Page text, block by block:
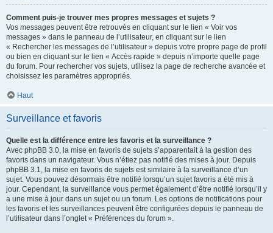
Comment puis-je trouver mes propres messages et sujets ?
Vos messages peuvent être retrouvés en cliquant sur le lien « Voir vos
messages » dans le panneau de l’utilisateur, en cliquant sur le lien
« Rechercher les messages de l’utilisateur » depuis votre propre page de profil
ou bien en cliquant sur le lien « Accès rapide » depuis n’importe quelle page
du forum. Pour rechercher vos sujets, utilisez la page de recherche avancée et
choisissez les paramètres appropriés.
Haut
Surveillance et favoris
Quelle est la différence entre les favoris et la surveillance ?
Avec phpBB 3.0, la mise en favoris de sujets s’apparentait à la gestion des
favoris dans un navigateur. Vous n’étiez pas notifié des mises à jour. Depuis
phpBB 3.1, la mise en favoris de sujets est similaire à la surveillance d’un
sujet. Vous pouvez désormais être notifié lorsqu’un sujet favoris a été mis à
jour. Cependant, la surveillance vous permet également d’être notifié lorsqu’il y
a une mise à jour dans un sujet ou un forum. Les options de notifications pour
les favoris et les surveillances peuvent être configurées depuis le panneau de
l’utilisateur dans l’onglet « Préférences du forum ».